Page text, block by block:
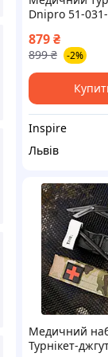
Dnipro 51-
879₴
899 ₴ -2%
Inspire
Львів
Медичний
Турнікет-